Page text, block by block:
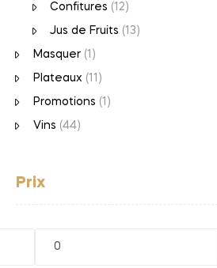
Confitures (12)
Jus de Fruits (13)
Masquer (1)
Plateaux (11)
Promotions (1)
Vins (44)
Prix